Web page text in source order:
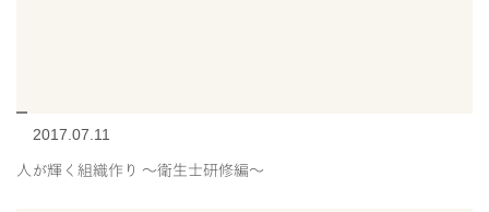
2017.07.11
人が輝く組織作り 〜衛生士研修編〜